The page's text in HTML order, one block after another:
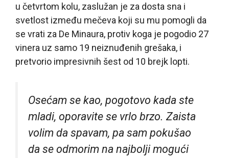
u četvrtom kolu, zaslužan je za dosta sna i
svetlost između mečeva koji su mu pomogli da
se vrati za De Minaura, protiv koga je pogodio 27
vinera uz samo 19 neiznuđenih grešaka, i
pretvorio impresivnih šest od 10 brejk lopti.
Osećam se kao, pogotovo kada ste
mladi, oporavite se vrlo brzo. Zaista
volim da spavam, pa sam pokušao
da se odmorim na najbolji mogući